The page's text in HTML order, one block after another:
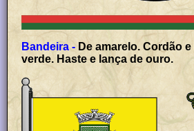
Bandeira -
verde. Haste e lança de ouro.